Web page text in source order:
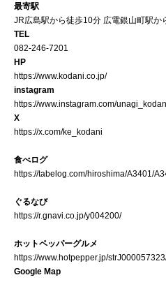
最寄駅
JR広島駅から徒歩10分 広電銀山町駅か
TEL
082-246-7201
HP
https://www.kodani.co.jp/
instagram
https://www.instagram.com/
X
https://x.com/ke_kodani
食べログ
https://tabelog.com/hiroshima/A3401/
ぐるなび
https://r.gnavi.co.jp/y004200/
ホットペッパーグルメ
https://www.hotpepper.jp/
Google Map